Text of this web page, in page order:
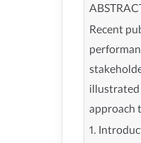
Recent
approach
1.